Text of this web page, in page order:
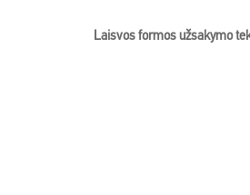
Laisvos formos užsakymo